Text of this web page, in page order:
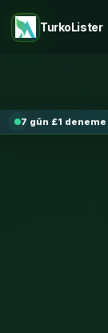
TurkoLister
7 gün £1 deneme